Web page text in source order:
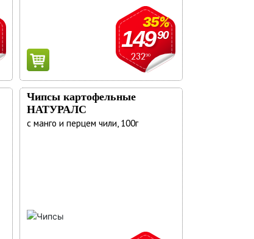
23290
35%
14990
Чипсы картофельные
НАТУРАЛС
с манго и перцем чили, 100г